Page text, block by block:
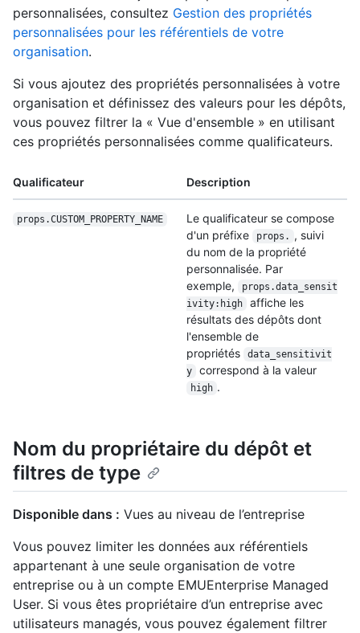
personnalisées, consultez Gestion des propriétés
personnalisées pour les référentiels de votre
organisation.
Si vous ajoutez des propriétés personnalisées à votre
organisation et définissez des valeurs pour les dépôts,
vous pouvez filtrer la « Vue d'ensemble » en utilisant
ces propriétés personnalisées comme qualificateurs.
Qualificateur Description
props.CUSTOM_PROPERTY_ NAME
Le qualificateur se compose
d'un préfixe
props. , suivi
du nom de la propriété
personnalisée. Par
exemple,
props.data_sensit
ivity:high
affiche les
résultats des dépôts dont
l'ensemble de
propriétés
data_sensitivit
y
correspond à la valeur
high .
Nom du propriétaire du dépôt et
filtres de type
Disponible dans : Vues au niveau de l’entreprise
Vous pouvez limiter les données aux référentiels
appartenant à une seule organisation de votre
entreprise ou à un compte EMUEnterprise Managed
User. Si vous êtes propriétaire d’un entreprise avec
utilisateurs managés, vous pouvez également filtrer